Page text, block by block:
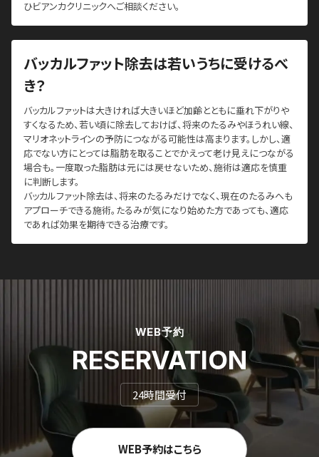
ひビアンカクリニックへご相談ください。
バッカルファット除去は若いうちに受けるべ
き？
バッカルファットは大きければ大きいほど加齢とともに垂れ下がりや
すくなるため、若い頃に除去しておけば、将来のたるみやほうれい線、
マリオネットラインの予防につながる可能性は高まります。しかし、適
応でない方にとっては脂肪を取ることでかえって老け見えにつながる
場合も。一度取った脂肪は元には戻せないため、施術は適応を慎重
に判断します。
バッカルファット除去は、将来のたるみだけでなく、現在のたるみへも
アプローチできる施術。たるみが気になり始めた方であっても、適応
であれば効果を期待できる治療です。
WEB予約
RESERVATION
24時間受付
WEB予約はこちら